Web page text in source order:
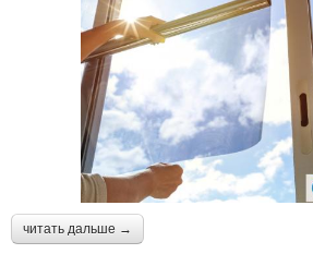
читать дальше →